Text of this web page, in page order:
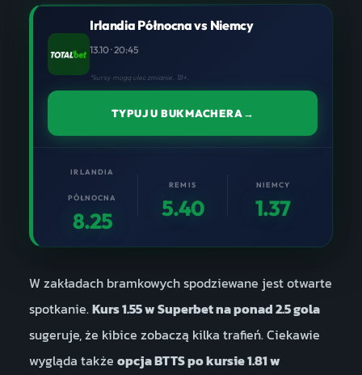
Irlandia Północna vs Niemcy
13.10 · 20:45
*kursy mogą ulec zmianie. 18+.
TYPUJ U BUKMACHERA→
IRLANDIA
PÓŁNOCNA
8.25
REMIS
5.40
NIEMCY
1.37
W zakładach bramkowych spodziewane jest otwarte
spotkanie.Kurs 1.55 w Superbet na ponad 2.5 gola
sugeruje, że kibice zobaczą kilka trafień. Ciekawie
wygląda także opcja BTTS po kursie 1.81 w